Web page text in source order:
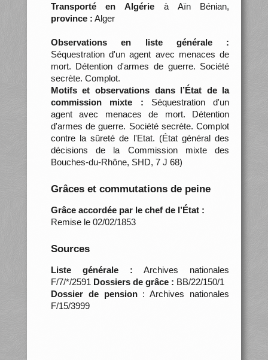
Transporté en Algérie à Aïn Bénian,
province : Alger
Observations en liste générale :
Séquestration d'un agent avec menaces de
mort. Détention d'armes de guerre. Société
secrète. Complot.
Motifs et observations dans l’État de la
commission mixte : Séquestration d'un
agent avec menaces de mort. Détention
d'armes de guerre. Société secrète. Complot
contre la sûreté de l'Etat. (État général des
décisions de la Commission mixte des
Bouches-du-Rhône, SHD, 7 J 68)
Grâces et commutations de peine
Grâce accordée par le chef de l’État :
Remise le 02/02/1853
Sources
Liste générale : Archives nationales
F/7/*/2591 Dossiers de grâce : BB/22/150/1
Dossier de pension: Archives nationales
F/15/3999